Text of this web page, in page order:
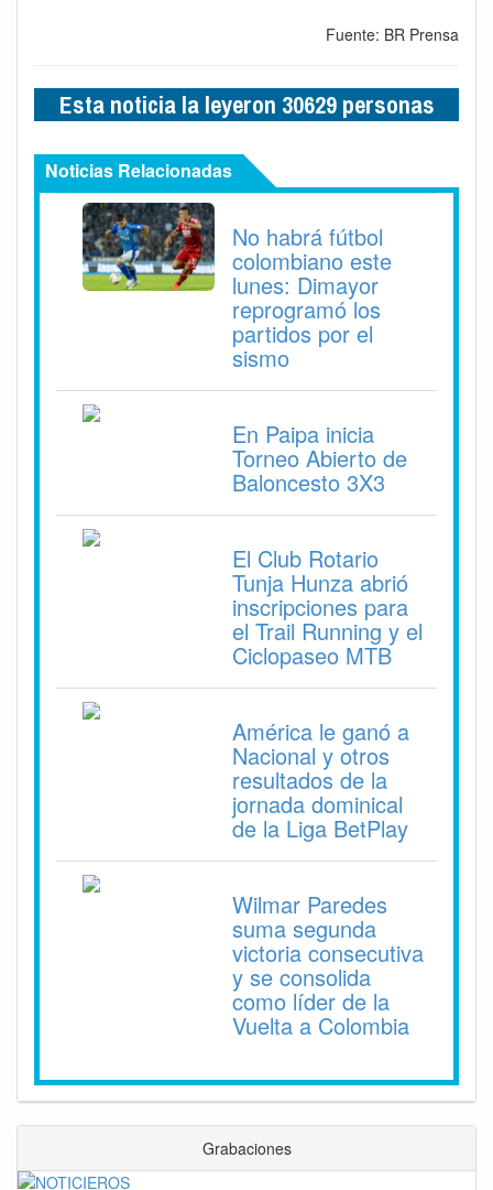
Fuente: BR Prensa
Esta noticia la leyeron 30629 personas
Noticias Relacionadas
No habrá fútbol
colombiano este
lunes: Dimayor
reprogramó los
partidos por el
sismo
En Paipa inicia
Torneo Abierto de
Baloncesto 3X3
El Club Rotario
Tunja Hunza abrió
inscripciones para
el Trail Running y el
Ciclopaseo MTB
América le ganó a
Nacional y otros
resultados de la
jornada dominical
de la Liga BetPlay
Wilmar Paredes
suma segunda
victoria consecutiva
y se consolida
como líder de la
Vuelta a Colombia
Grabaciones